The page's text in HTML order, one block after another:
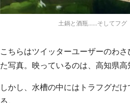
土鍋と酒瓶......そしてフグ
こちらはツイッターユーザーのわ
た写真。映っているのは、高知県
しかし、水槽の中にはトラフグだ
る。